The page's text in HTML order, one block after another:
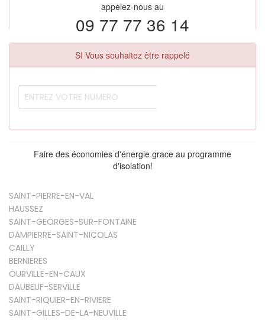
appelez-nous au
09 77 77 36 14
SI Vous souhaitez être rappelé
Faire des économies d'énergie grace au programme
d'isolation!
SAINT-PIERRE-EN-VAL
HAUSSEZ
SAINT-GEORGES-SUR-FONTAINE
DAMPIERRE-SAINT-NICOLAS
CAILLY
BERNIERES
OURVILLE-EN-CAUX
DAUBEUF-SERVILLE
SAINT-RIQUIER-EN-RIVIERE
SAINT-GILLES-DE-LA-NEUVILLE